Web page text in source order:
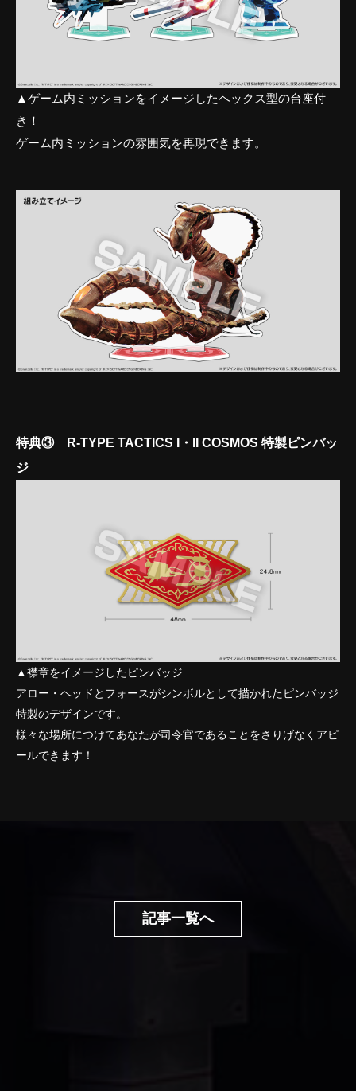
▲ゲーム内ミッションをイメージしたヘックス型の台座付
き！
ゲーム内ミッションの雰囲気を再現できます。
特典③ R-TYPE TACTICS I・II COSMOS 特製ピンバッ
ジ
▲襟章をイメージしたピンバッジ
アロー・ヘッドとフォースがシンボルとして描かれたピンバッジ
特製のデザインです。
様々な場所につけてあなたが司令官であることをさりげなくアピ
ールできます！
記事一覧へ